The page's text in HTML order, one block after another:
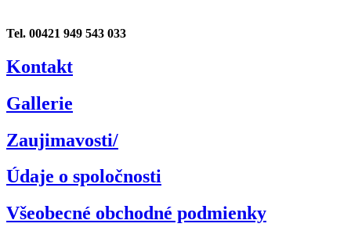
Tel. 00421 949 543 033
Kontakt
Gallerie
Zaujimavosti/
Údaje o spoločnosti
Všeobecné obchodné podmienky